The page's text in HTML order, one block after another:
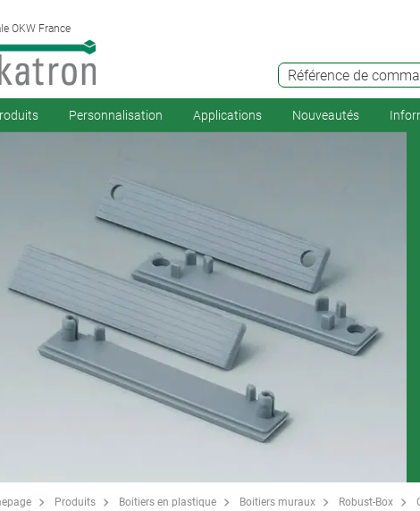
OKW France
Référence de
Personnalisation Applications Nouveautés
Produits Boitiers en plastique Boitiers muraux Robust-Box